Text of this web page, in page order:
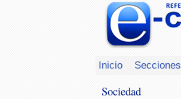
Inicio Secciones
Sociedad